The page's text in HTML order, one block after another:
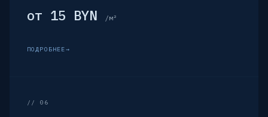
от 15 BYN /м²
ПОДРОБНЕЕ
// 06